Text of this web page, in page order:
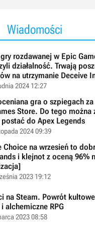
Wiadomości
rozdawanej w Epic
działalność. Trwają
na utrzymanie Deceive
2024 12:27
gra o szpiegach
Store. Do tego można
do Apex Legends
2024 09:39
Choice na wrzesień to
i klejnot z oceną 96%
2023 19:12
na Steam. Powrót
alchemiczne RPG
2023 08:58